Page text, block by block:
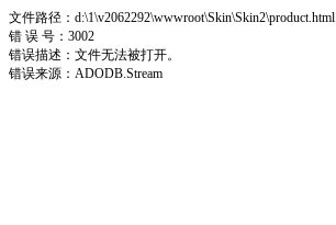
文件路径：d:\1\v2062292\wwwroot\Skin\Skin2\product.html
错 误 号：3002
错误描述：文件无法被打开。
错误来源：ADODB.Stream